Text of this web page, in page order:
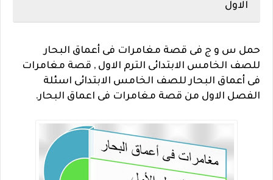
الاول
حمل س و ج فى قصة مغامرات فى أعماق البحار
للصف الخامس الابتدائى الترم الاول , قصة مغامرات
فى أعماق البحار للصف الخامس الابتدائى اسئلة
الفصل الاول من قصة مغامرات فى اعماق البحار.